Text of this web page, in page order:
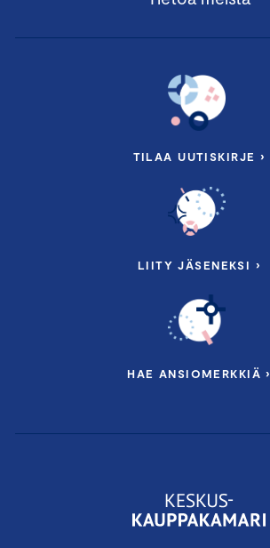
TILAA UUTISKIRJE ›
LIITY JÄSENEKSI ›
HAE ANSIOMERKKIÄ ›